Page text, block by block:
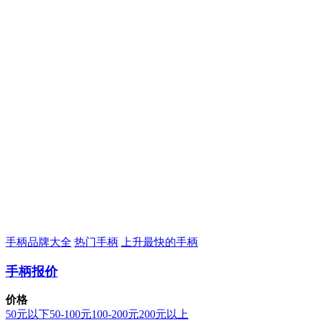
手柄品牌大全 热门手柄 上升最快的手柄
手柄报价
价格
50元以下50-100元100-200元200元以上